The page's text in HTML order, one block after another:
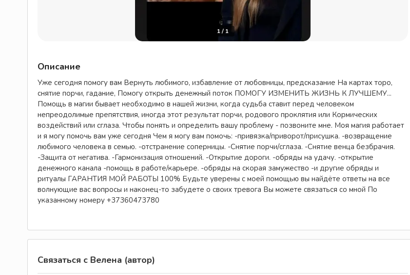
1/ 1
Описание
Уже сегодня помогу вам Вернуть любимого, избавление от любовницы, предсказание На картах торо,
снятие порчи, гадание, Помогу открыть денежный поток ПОМОГУ ИЗМЕНИТЬ ЖИЗНЬ К ЛУЧШЕМУ...
Помощь в магии бывает необходимо в нашей жизни, когда судьба ставит перед человеком
непреодолимые препятствия, иногда этот результат порчи, родового проклятия или Кормических
воздействий или сглаза. Чтобы понять и определить вашу проблему - позвоните мне. Моя магия работает
и я могу помочь вам уже сегодня Чем я могу вам помочь: -привязка/приворот/присушка. -возвращение
любимого человека в семью. -отстранение соперницы. -Снятие порчи/сглаза. -Снятие венца безбрачия.
-Защита от негатива. -Гармонизация отношений. -Открытие дороги. -обряды на удачу. -открытие
денежного канала -помощь в работе/карьере. -обряды на скорая замужество -и другие обряды и
ритуалы ГАРАНТИЯ МОЙ РАБОТЫ 100% Будьте уверены с моей помощью вы найдёте ответы на все
волнующие вас вопросы и наконец-то забудете о своих тревога Вы можете связаться со мной По
указанному номеру +37360473780
Связаться с Велена (автор)